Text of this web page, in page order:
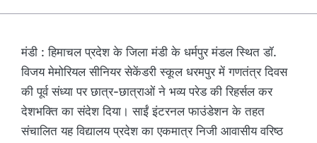
मंडी : हिमाचल प्रदेश के जिला मंडी के धर्मपुर मंडल स्थित डॉ.
विजय मेमोरियल सीनियर सेकेंडरी स्कूल धरमपुर में गणतंत्र दिवस
की पूर्व संध्या पर छात्र-छात्राओं ने भव्य परेड की रिहर्सल कर
देशभक्ति का संदेश दिया। साईं इंटरनल फाउंडेशन के तहत
संचालित यह विद्यालय प्रदेश का एकमात्र निजी आवासीय वरिष्ठ